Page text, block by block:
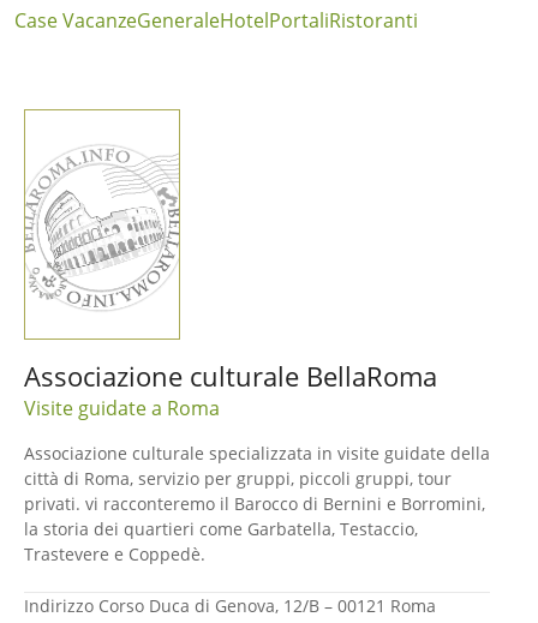
Case VacanzeGeneraleHotelPortaliRistoranti
Associazione culturale BellaRoma
Visite guidate a Roma
Associazione culturale specializzata in visite guidate della
città di Roma, servizio per gruppi, piccoli gruppi, tour
privati. vi racconteremo il Barocco di Bernini e Borromini,
la storia dei quartieri come Garbatella, Testaccio,
Trastevere e Coppedè.
Indirizzo Corso Duca di Genova, 12/B – 00121 Roma